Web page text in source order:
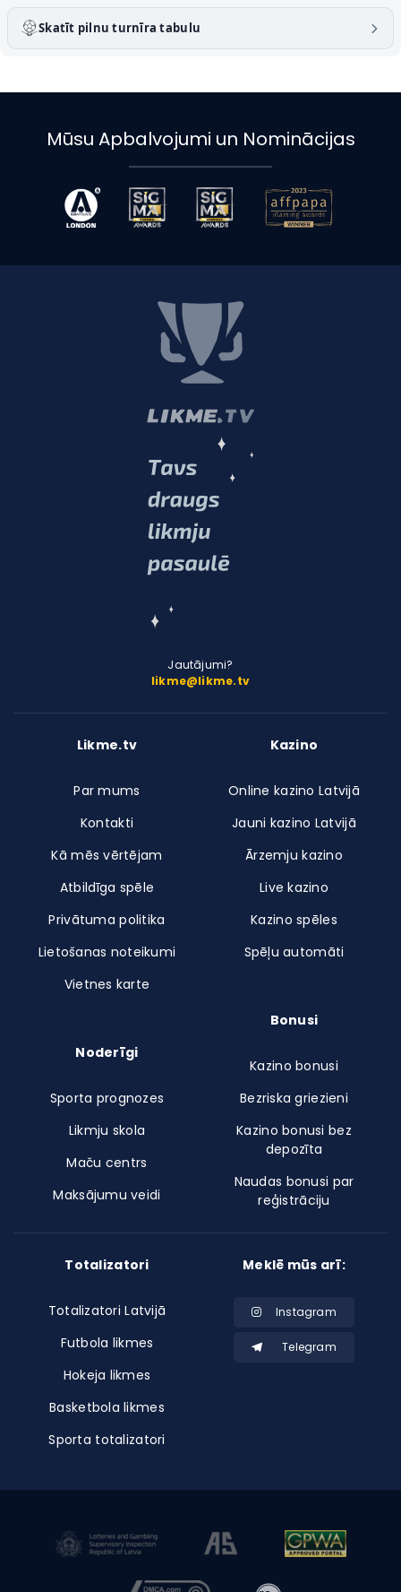
Skatīt pilnu turnīra tabulu
Mūsu Apbalvojumi un Nominācijas
Jautājumi?
likme@likme.tv
Likme.tv
Par mums
Kontakti
Kā mēs vērtējam
Atbildīga spēle
Privātuma politika
Lietošanas noteikumi
Vietnes karte
Noderīgi
Sporta prognozes
Likmju skola
Maču centrs
Maksājumu veidi
Kazino
Online kazino Latvijā
Jauni kazino Latvijā
Ārzemju kazino
Live kazino
Kazino spēles
Spēļu automāti
Bonusi
Kazino bonusi
Bezriska griezieni
Kazino bonusi bez
depozīta
Naudas bonusi par
reģistrāciju
Totalizatori
Totalizatori Latvijā
Futbola likmes
Hokeja likmes
Basketbola likmes
Sporta totalizatori
Meklē mūs arī:
Instagram
Telegram